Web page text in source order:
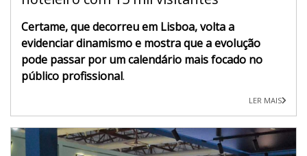
Certame, que decorreu em Lisboa, volta a
evidenciar dinamismo e mostra que a evolução
pode passar por um calendário mais focado no
público profissional.
LER MAIS